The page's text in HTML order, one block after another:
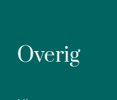
Overig